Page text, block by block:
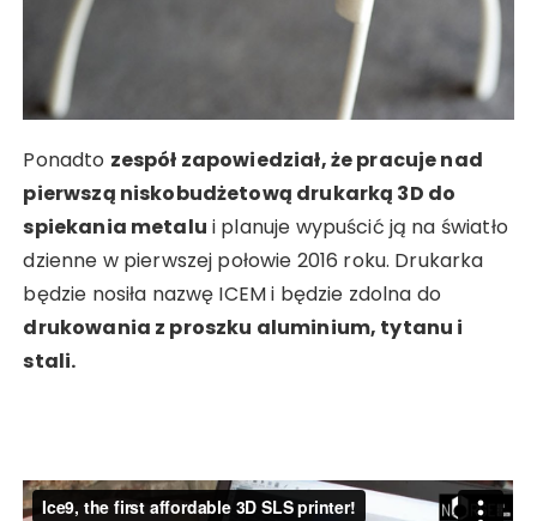
Ponadto zespół zapowiedział, że pracuje nad
pierwszą niskobudżetową drukarką 3D do
spiekania metalu i planuje wypuścić ją na światło
dzienne w pierwszej połowie 2016 roku. Drukarka
będzie nosiła nazwę ICEM i będzie zdolna do
drukowania z proszku aluminium, tytanu i
stali.